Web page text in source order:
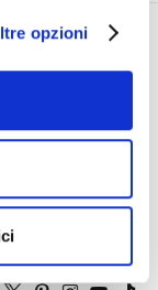
privacy
clicchi su
installato
cookie”,
i cookie
potrà
opzioni